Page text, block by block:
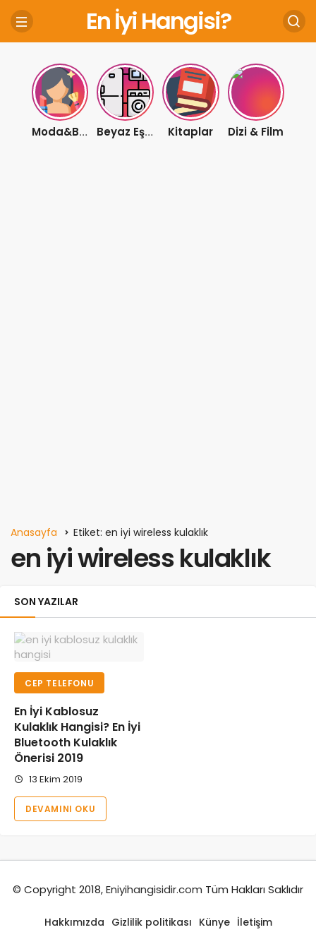
En İyi Hangisi?
Moda&Bakım Beyaz Eşya Kitaplar Dizi & Film
Anasayfa Etiket: en iyi wireless kulaklık
en iyi wireless kulaklık
SON YAZILAR
CEP TELEFONU
En İyi Kablosuz
Kulaklık Hangisi? En İyi
Bluetooth Kulaklık
Önerisi 2019
13 Ekim 2019
DEVAMINI OKU
© Copyright 2018,Eniyihangisidir.com Tüm Hakları Saklıdır
Hakkımızda Gizlilik politikası Künye İletişim